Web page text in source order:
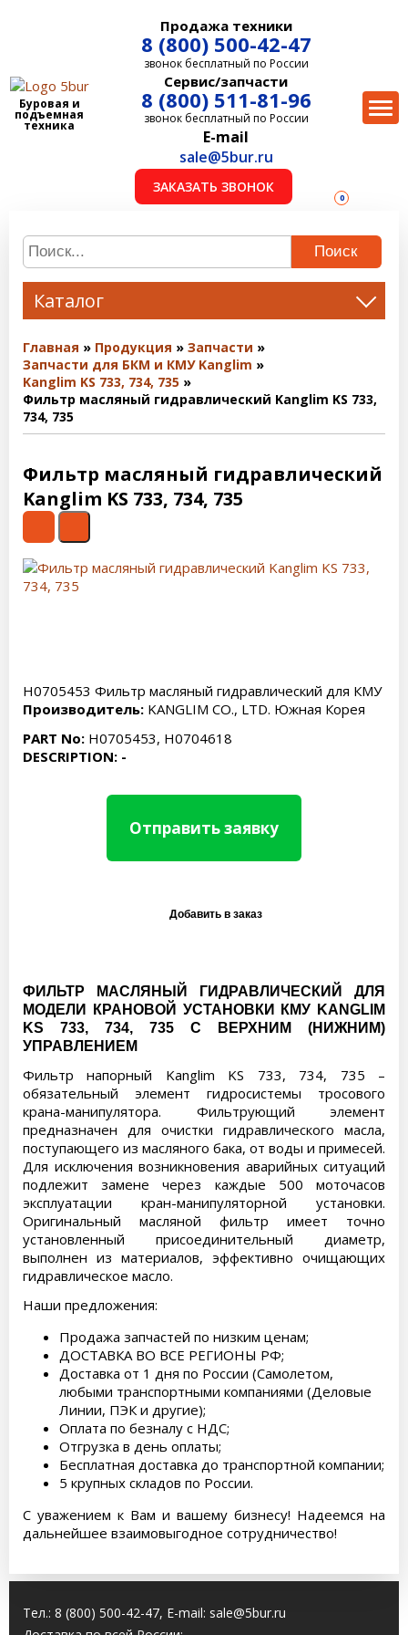
Буровая и
подъемная
техника
Продажа техники
8 (800) 500-42-47
звонок бесплатный по России
Сервис/запчасти
8 (800) 511-81-96
звонок бесплатный по России
E-mail
sale@5bur.ru
ЗАКАЗАТЬ ЗВОНОК
0
Поиск
Каталог
Главная Продукция
Запчасти
Запчасти для БКМ и КМУ Kanglim
Kanglim KS 733, 734, 735
Фильтр масляный гидравлический Kanglim KS 733,
734, 735
Фильтр масляный гидравлический
Kanglim KS 733, 734, 735
H0705453 Фильтр масляный гидравлический для КМУ
Производитель: KANGLIM CO., LTD. Южная Корея
PART No: H0705453, H0704618
DESCRIPTION: -
Отправить заявку
ФИЛЬТР МАСЛЯНЫЙ ГИДРАВЛИЧЕСКИЙ
ДЛЯ
МОДЕЛИ КРАНОВОЙ УСТАНОВКИ КМУ KANGLIM
KS 733, 734, 735 С ВЕРХНИМ (НИЖНИМ)
УПРАВЛЕНИЕМ
Фильтр напорный Kanglim KS 733, 734, 735 –
обязательный элемент гидросистемы тросового
крана-манипулятора. Фильтрующий элемент
предназначен для очистки гидравлического масла,
поступающего из масляного бака, от воды и примесей.
Для исключения возникновения аварийных ситуаций
подлежит замене через каждые 500 моточасов
эксплуатации кран-манипуляторной установки.
Оригинальный масляной фильтр имеет точно
установленный присоединительный диаметр,
выполнен из материалов, эффективно очищающих
гидравлическое масло.
Наши предложения:
Продажа запчастей по низким ценам;
ДОСТАВКА ВО ВСЕ РЕГИОНЫ РФ;
Доставка от 1 дня по России (Самолетом,
любыми транспортными компаниями (Деловые
Линии, ПЭК и другие);
Оплата по безналу с НДС;
Отгрузка в день оплаты;
Бесплатная доставка до транспортной компании;
5 крупных складов по России.
С уважением к Вам и вашему бизнесу! Надеемся на
дальнейшее взаимовыгодное сотрудничество!
Тел.: 8 (800) 500-42-47, E-mail: sale@5bur.ru